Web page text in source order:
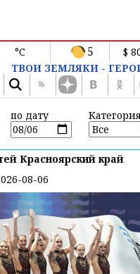
°C 5 $
ТВОИ ЗЕМЛЯКИ -
по дату
Красноярский край
08-06